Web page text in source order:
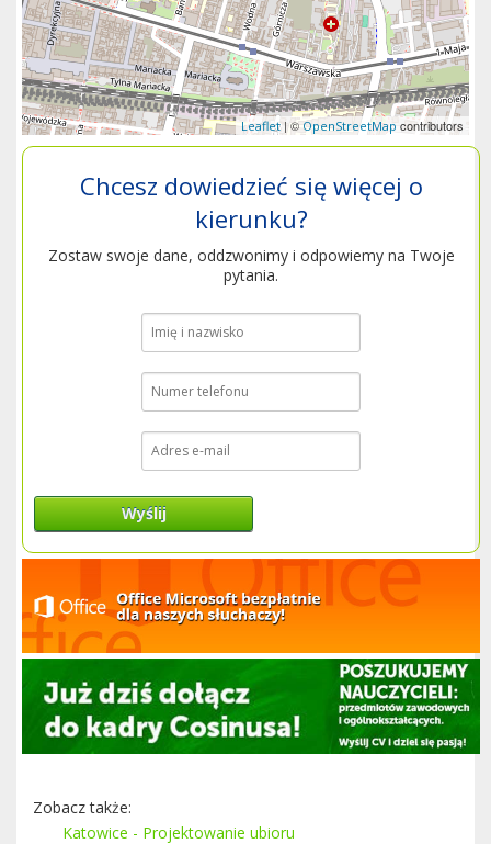
Leaflet| ©OpenStreetMap contributors
Chcesz dowiedzieć się więcej o
kierunku?
Zostaw swoje dane, oddzwonimy i odpowiemy na Twoje
pytania.
Wyślij
Zobacz także:
Katowice - Projektowanie ubioru